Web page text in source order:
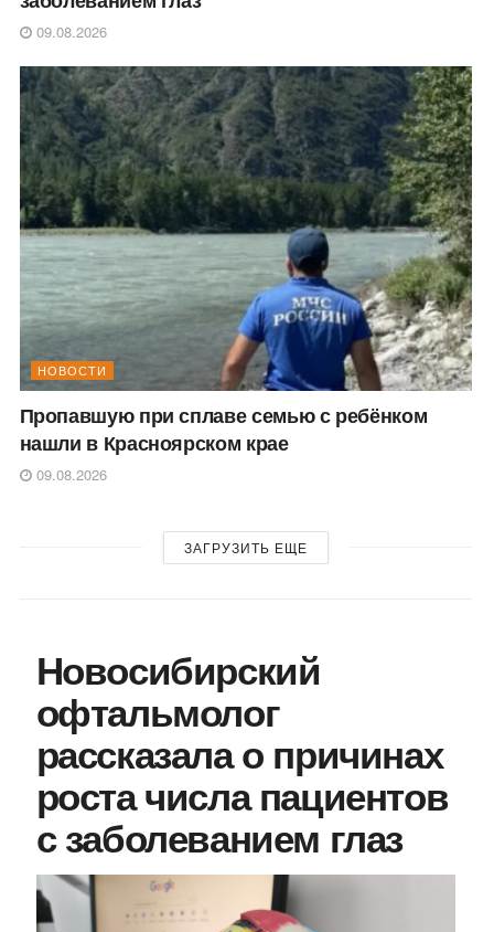
09.08.2026
НОВОСТИ
Пропавшую при сплаве семью с ребёнком
нашли в Красноярском крае
09.08.2026
ЗАГРУЗИТЬ ЕЩЕ
Новосибирский
офтальмолог
рассказала о причинах
роста числа пациентов
с заболеванием глаз